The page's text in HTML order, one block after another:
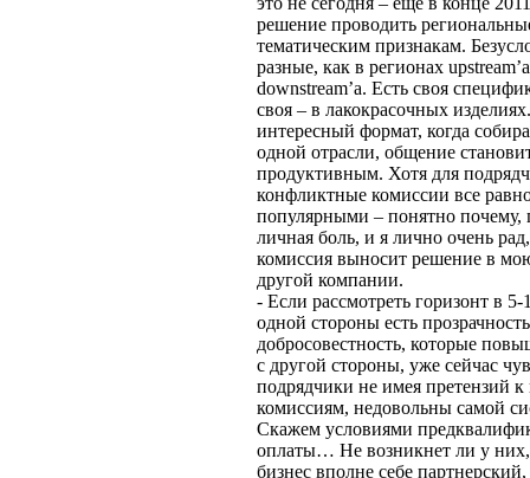
решение проводить
тематическим признакам.
разные, как в регионах
downstream’a. Есть своя
своя – в лакокрасочных
интересный формат, когда
одной отрасли, общение
продуктивным. Хотя для
конфликтные комиссии все
популярными – понятно почему,
личная боль, и я лично очень
комиссия выносит решение в
другой компании.
- Если рассмотреть горизонт в 5-
одной стороны есть
добросовестность, которые
с другой стороны, уже сейчас
подрядчики не имея претензий
комиссиям, недовольны самой
Скажем условиями
оплаты… Не возникнет ли у них,
бизнес вполне себе